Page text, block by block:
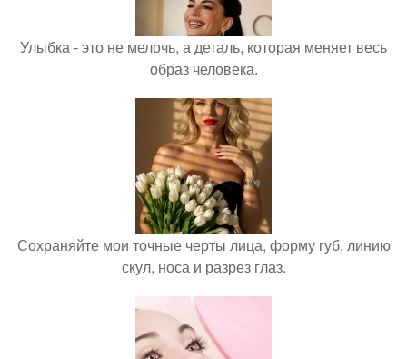
Улыбка - это не мелочь, а деталь, которая меняет весь
образ человека.
Сохраняйте мои точные черты лица, форму губ, линию
скул, носа и разрез глаз.